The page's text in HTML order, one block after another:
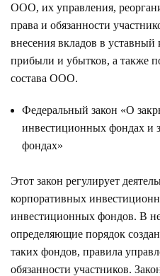
ООО, их управления,
права и обязанности
внесения вкладов в уставный
прибыли и убытков, а также
состава ООО.
Федеральный закон «О
инвестиционных фондах и
фондах»
Этот закон регулирует
корпоративных
инвестиционных фондов. В
определяющие порядок
таких фондов, правила
обязанности участников.